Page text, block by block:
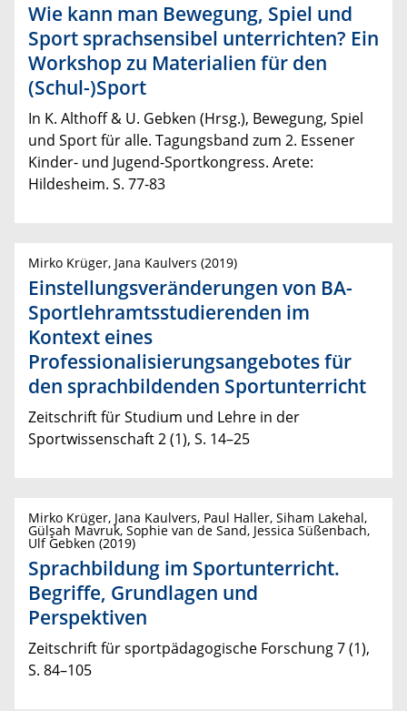
Wie kann man Bewegung, Spiel und
Sport sprachsensibel unterrichten? Ein
Workshop zu Materialien für den
(Schul-)Sport
In K. Althoff & U. Gebken (Hrsg.), Bewegung, Spiel
und Sport für alle. Tagungsband zum 2. Essener
Kinder- und Jugend-Sportkongress. Arete:
Hildesheim. S. 77-83
Mirko Krüger, Jana Kaulvers (2019)
Einstellungsveränderungen von BA-
Sportlehramtsstudierenden im
Kontext eines
Professionalisierungsangebotes für
den sprachbildenden Sportunterricht
Zeitschrift für Studium und Lehre in der
Sportwissenschaft 2 (1), S. 14–25
Mirko Krüger, Jana Kaulvers, Paul Haller, Siham Lakehal,
Gülşah Mavruk, Sophie van de Sand, Jessica Süßenbach,
Ulf Gebken (2019)
Sprachbildung im Sportunterricht.
Begriffe, Grundlagen und
Perspektiven
Zeitschrift für sportpädagogische Forschung 7 (1),
S. 84–105